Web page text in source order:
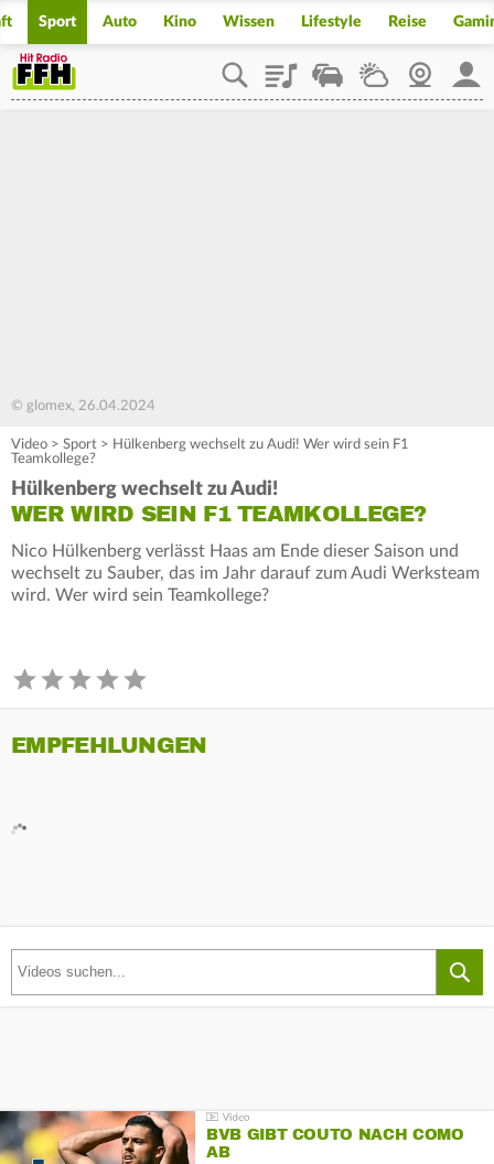
Sport Auto Kino Wissen Lifestyle Reise
PlaylistStaupilotWetterWebcam
© glomex, 26.04.2024
Video > Sport > Hülkenberg wechselt zu Audi! Wer wird sein F1
Teamkollege?
Hülkenberg wechselt zu Audi!
WER WIRD SEIN F1 TEAMKOLLEGE?
Nico Hülkenberg verlässt Haas am Ende dieser Saison und
wechselt zu Sauber, das im Jahr darauf zum Audi Werksteam
wird. Wer wird sein Teamkollege?
EMPFEHLUNGEN
BVB GIBT COUTO NACH COMO
AB